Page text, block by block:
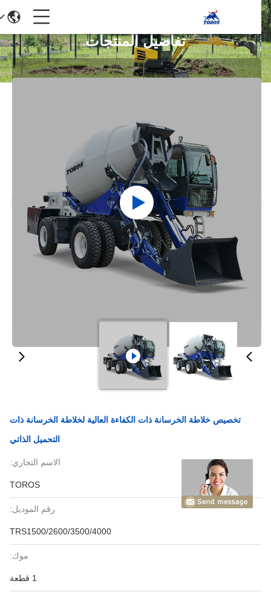
تفاصيل المنتجات
تخصيص خلاطة الخرسانة ذات الكفاءة العالية لخلاطة الخرسانة ذات
التحميل الذاتي
الاسم التجاري:
TOROS
رقم الموديل:
TRS1500/2600/3500/4000
موك: